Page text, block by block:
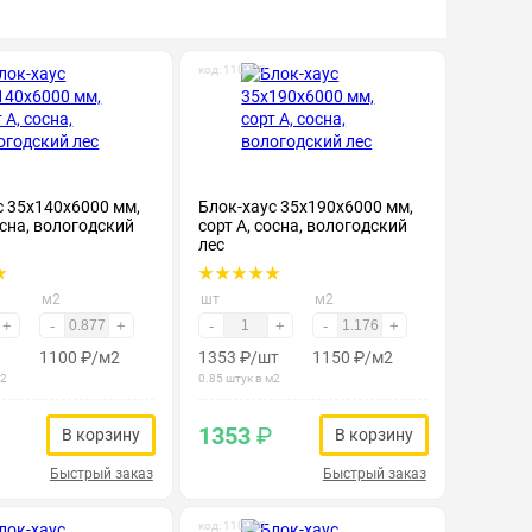
35х140х6000 мм,
вологодский
+
м2
- +
1100 ₽/м2
В корзину
Быстрый заказ
код: 110020
Блок-хаус 35х190х6000 мм,
сорт А, сосна, вологодский
лес
шт
- +
1353 ₽/шт
0.85 штук в м2
м2
- +
1150 ₽/м2
1353₽ В корзину
Быстрый заказ
код: 110040